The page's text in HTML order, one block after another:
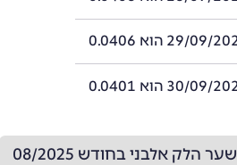
הלק אלבני בחודש 08/2025